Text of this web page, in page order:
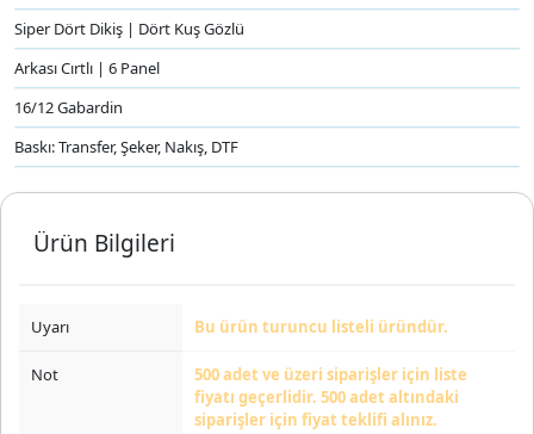
Siper Dört Dikiş | Dört Kuş Gözlü
Arkası Cırtlı | 6 Panel
16/12 Gabardin
Baskı: Transfer, Şeker, Nakış, DTF
Ürün Bilgileri
Uyarı Bu ürün turuncu listeli üründür.
Not
500 adet ve üzeri siparişler için liste
fiyatı geçerlidir. 500 adet altındaki
siparişler için fiyat teklifi alınız.